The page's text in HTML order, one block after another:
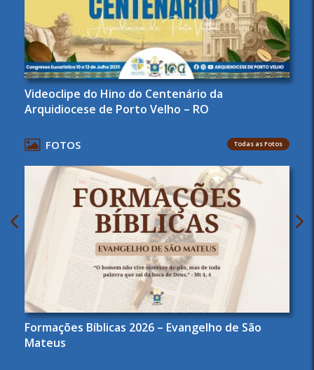
Videoclipe do Hino do Centenário da
Arquidiocese de Porto Velho – RO
FOTOS Todas as Fotos
Formações Bíblicas 2026 – Evangelho de São
Mateus